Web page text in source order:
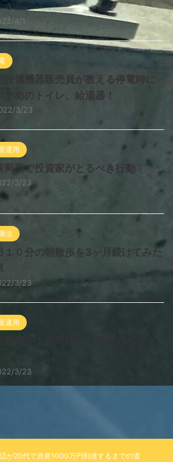
！
4/1
設備機器販売員が教える停電時に
すめのトイレ、給湯器！
3/23
運用
局面で投資家がとるべき行動
3/23
法
１０分の朝散歩を3ヶ月続けてみた
3/23
運用
3/23
が20代で資産1000万円到達するまでの道